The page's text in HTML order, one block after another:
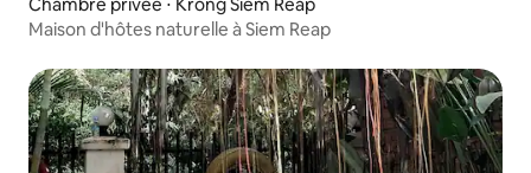
Maison d'hôtes naturelle à Siem Reap